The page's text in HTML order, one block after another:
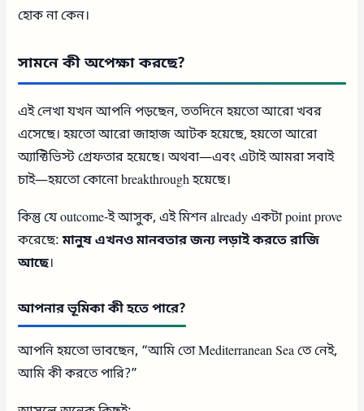
হোক না কেন।
সামনে কী অপেক্ষা করছে?
এই লেখা যখন আপনি পড়ছেন, ততদিনে হয়তো আরো খবর
এসেছে। হয়তো আরো জাহাজ আটক হয়েছে, হয়তো আরো
অ্যাক্টিভিস্ট গ্রেফতার হয়েছে। অথবা—এবং এটাই আমরা সবাই
চাই—হয়তো কোনো breakthrough হয়েছে।
কিন্তু যে outcome-ই আসুক, এই মিশন already একটা point prove
করেছে:মানুষ এখনও মানবতার জন্য লড়াই করতে রাজি
আছে।
আপনার ভূমিকা কী হতে পারে?
আপনি হয়তো ভাবছেন, “আমি তো Mediterranean Sea তে নেই,
আমি কী করতে পারি?”